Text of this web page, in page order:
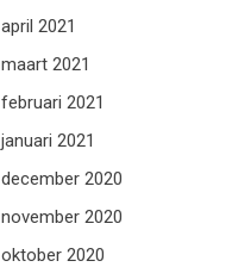
april 2021
maart 2021
februari 2021
januari 2021
december 2020
november 2020
oktober 2020